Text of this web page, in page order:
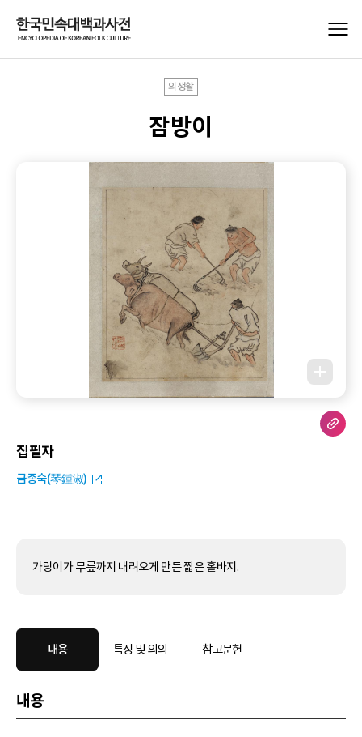
의생활
잠방이
집필자
금종숙(琴鍾淑)
가랑이가 무릎까지 내려오게 만든 짧은 홑바지.
내용 특징 및 의의 참고문헌
내용